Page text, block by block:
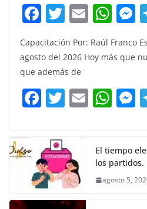
F
a
c
e
b
o
k
T
itt
er
E
m
ai
W
at
A
p
n
g
Capacitación Por: Raúl Franco
agosto del 2026 Hoy más que
que además de
F
e
b
o
T
itt
er
E W
s
A
e
n
El tiempo
los partidos.
agosto 5,